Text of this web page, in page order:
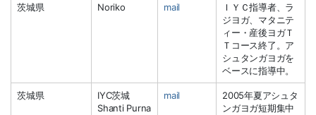
茨城県 Noriko mail
ＩＹＣ指導者、ラ
ジヨガ、マタニテ
ィー・産後ヨガＴ
Ｔコース終了。ア
シュタンガヨガを
ベースに指導中。
茨城県
IYC茨城
Shanti Purna
mail
2005年夏アシュタ
ンガヨガ短期集中